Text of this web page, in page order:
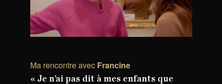
Ma rencontre avec Francine
« Je n’ai pas dit à mes enfants que